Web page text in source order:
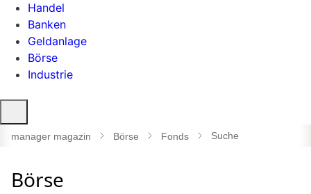
Handel
Banken
Geldanlage
Börse
Industrie
öffnen
manager magazin Börse Fonds Suche